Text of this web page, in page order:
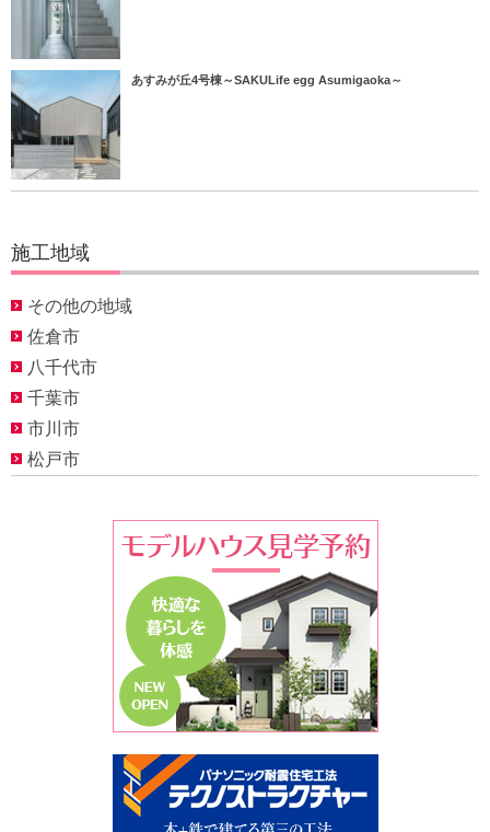
あすみが丘4号棟～SAKULife egg Asumigaoka～
施工地域
その他の地域
佐倉市
八千代市
千葉市
市川市
松戸市